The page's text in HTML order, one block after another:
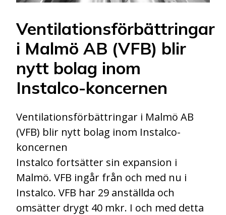
Ventilationsförbättringar
i Malmö AB (VFB) blir
nytt bolag inom
Instalco-koncernen
Ventilationsförbättringar i Malmö AB
(VFB) blir nytt bolag inom Instalco-
koncernen
Instalco fortsätter sin expansion i
Malmö. VFB ingår från och med nu i
Instalco. VFB har 29 anställda och
omsätter drygt 40 mkr. I och med detta